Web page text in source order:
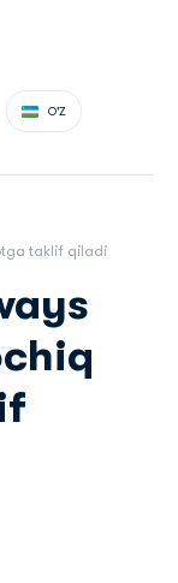
O'Z
taklif qiladi